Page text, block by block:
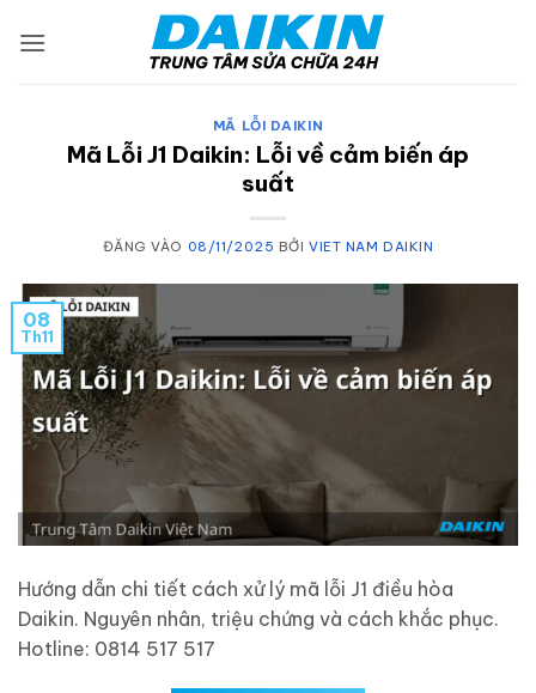
qua
MÃ LỖI DAIKIN
Mã Lỗi J1 Daikin: Lỗi về cảm biến áp
suất
ĐĂNG VÀO 08/11/2025 BỞIVIET NAM DAIKIN
08
Th11
Hướng dẫn chi tiết cách xử lý mã lỗi J1 điều hòa
Daikin. Nguyên nhân, triệu chứng và cách khắc phục.
Hotline: 0814 517 517